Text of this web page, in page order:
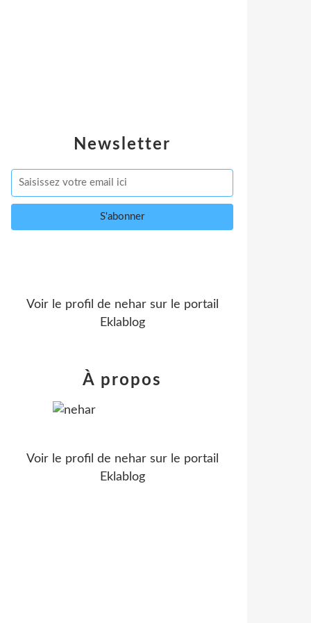
Newsletter
Voir le profil de neharsur le portail
Eklablog
À propos
Voir le profil de neharsur le portail
Eklablog